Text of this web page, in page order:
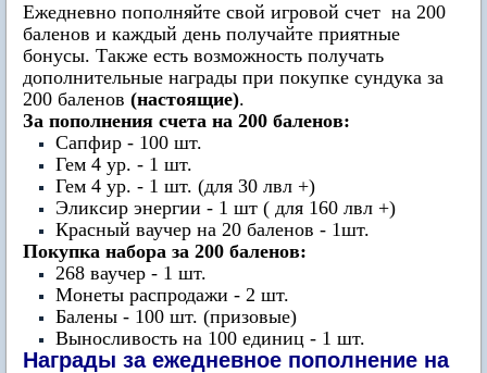
Ежедневно пополняйте свой игровой счет на 200
баленов и каждый день получайте приятные
бонусы. Также есть возможность получать
дополнительные награды при покупке сундука за
200 баленов (настоящие).
За пополнения счета на 200 баленов:
Сапфир - 100 шт.
Гем 4 ур. - 1 шт.
Гем 4 ур. - 1 шт. (для 30 лвл +)
Эликсир энергии - 1 шт ( для 160 лвл +)
Красный ваучер на 20 баленов - 1шт.
Покупка набора за 200 баленов:
268 ваучер - 1 шт.
Монеты распродажи - 2 шт.
Балены - 100 шт. (призовые)
Выносливость на 100 единиц - 1 шт.
Награды за ежедневное пополнение на